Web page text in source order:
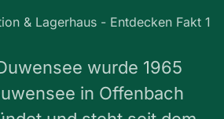
wurde 1965
in Offenbach